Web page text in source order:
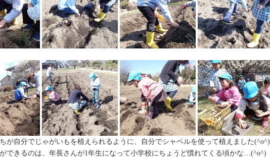
が自分でじゃがいもを植えられるように、自分でシャベルを使って植えました(^o^)
できるのは、年長さんが1年生になって小学校にちょうど慣れてくる頃かな…(^o^)